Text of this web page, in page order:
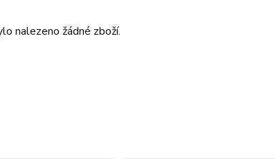
nalezeno žádné zboží.